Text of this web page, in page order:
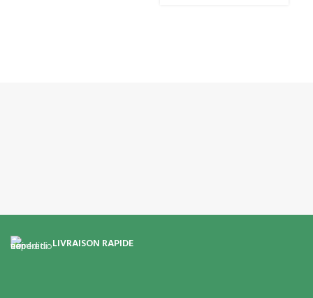
LIVRAISON RAPIDE